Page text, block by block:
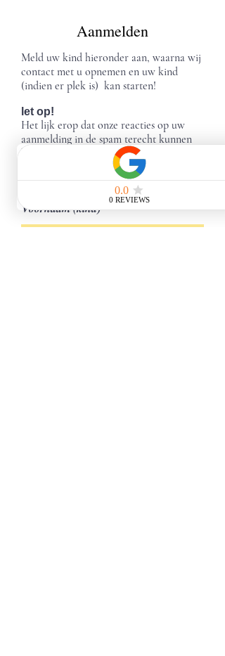
Aanmelden
Meld uw kind hieronder aan, waarna wij
contact met u opnemen en uw kind
(indien er plek is) kan starten!
let op!
Het lijk erop dat onze reacties op uw
aanmelding in de spam terecht kunnen
komen!
goed om af en toe uw spam te
controleren!
Voornaam (kind)